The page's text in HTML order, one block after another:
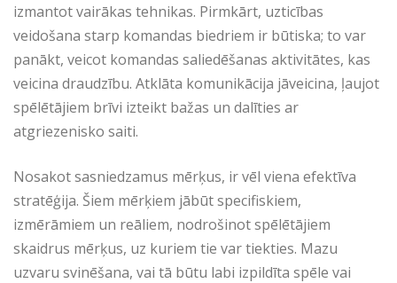
izmantot vairākas tehnikas. Pirmkārt, uzticības
veidošana starp komandas biedriem ir būtiska; to var
panākt, veicot komandas saliedēšanas aktivitātes, kas
veicina draudzību. Atklāta komunikācija jāveicina, ļaujot
spēlētājiem brīvi izteikt bažas un dalīties ar
atgriezenisko saiti.
Nosakot sasniedzamus mērķus, ir vēl viena efektīva
stratēģija. Šiem mērķiem jābūt specifiskiem,
izmērāmiem un reāliem, nodrošinot spēlētājiem
skaidrus mērķus, uz kuriem tie var tiekties. Mazu
uzvaru svinēšana, vai tā būtu labi izpildīta spēle vai